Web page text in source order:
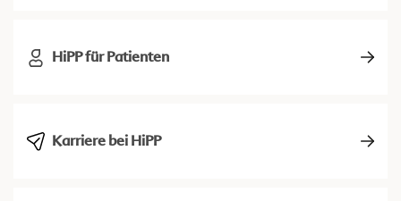
HiPP für Patienten
Karriere bei HiPP